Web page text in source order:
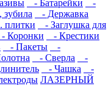
- Батарейки
-
- Державка
плитки
- Заглушка для
- Коронки
- Крестики
- Пакеты
-
- Сверла
-
- Чашка
-
ЛАЗЕРНЫЙ